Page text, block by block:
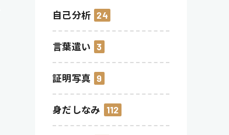
自己分析 24
言葉遣い 3
証明写真 9
身だしなみ 112